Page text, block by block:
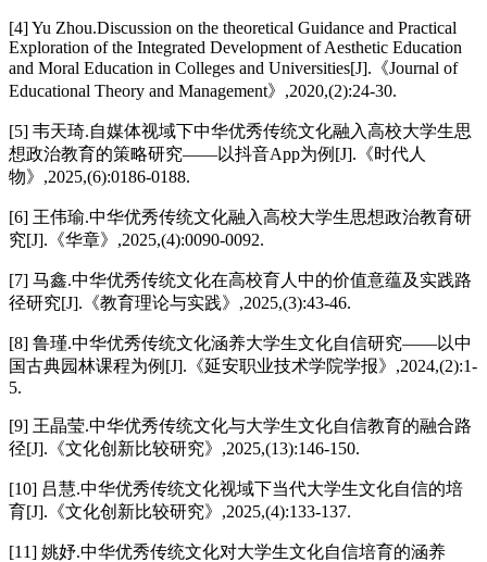
[4] Yu Zhou.Discussion on the theoretical Guidance and Practical
Exploration of the Integrated Development of Aesthetic Education
and Moral Education in Colleges and Universities[J].《Journal of
Educational Theory and Management》,2020,(2):24-30.
[5] 韦天琦.自媒体视域下中华优秀传统文化融入高校大学生思
想政治教育的策略研究——以抖音App为例[J].《时代人
物》,2025,(6):0186-0188.
[6] 王伟瑜.中华优秀传统文化融入高校大学生思想政治教育研
究[J].《华章》,2025,(4):0090-0092.
[7] 马鑫.中华优秀传统文化在高校育人中的价值意蕴及实践路
径研究[J].《教育理论与实践》,2025,(3):43-46.
[8] 鲁瑾.中华优秀传统文化涵养大学生文化自信研究——以中
国古典园林课程为例[J].《延安职业技术学院学报》,2024,(2):1-
5.
[9] 王晶莹.中华优秀传统文化与大学生文化自信教育的融合路
径[J].《文化创新比较研究》,2025,(13):146-150.
[10] 吕慧.中华优秀传统文化视域下当代大学生文化自信的培
育[J].《文化创新比较研究》,2025,(4):133-137.
[11] 姚妤.中华优秀传统文化对大学生文化自信培育的涵养